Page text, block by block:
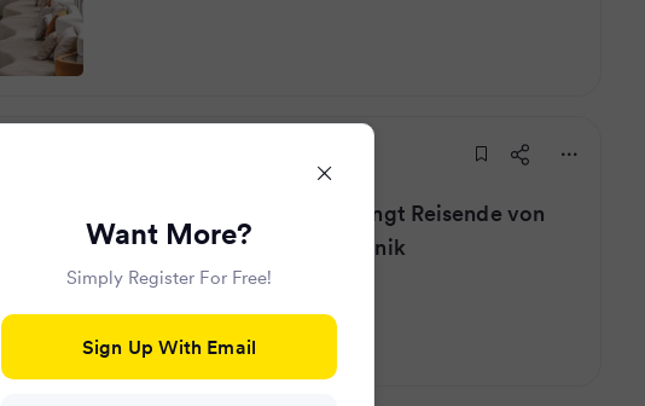
Neuer Orient-Express bringt Reisende von
Rom nach Istanbul - Chronik
Want More?
Simply Register For Free!
Sign Up With Email